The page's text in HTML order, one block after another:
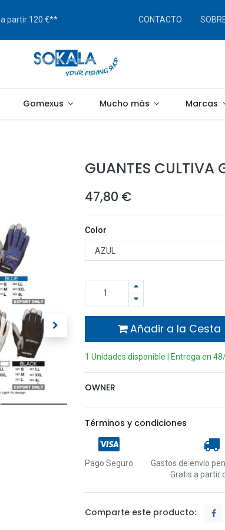
a partir 120 €** CONTACTO
Gomexus Mucho más Marcas
GUANTES CULTIVA
47,80 €
Color
Añadir a la Cesta
1 Unidades disponible | Entrega en
OWNER
Términos y condiciones
Pago Seguro
Gastos de envío
Gratis a partir
Comparte este producto: